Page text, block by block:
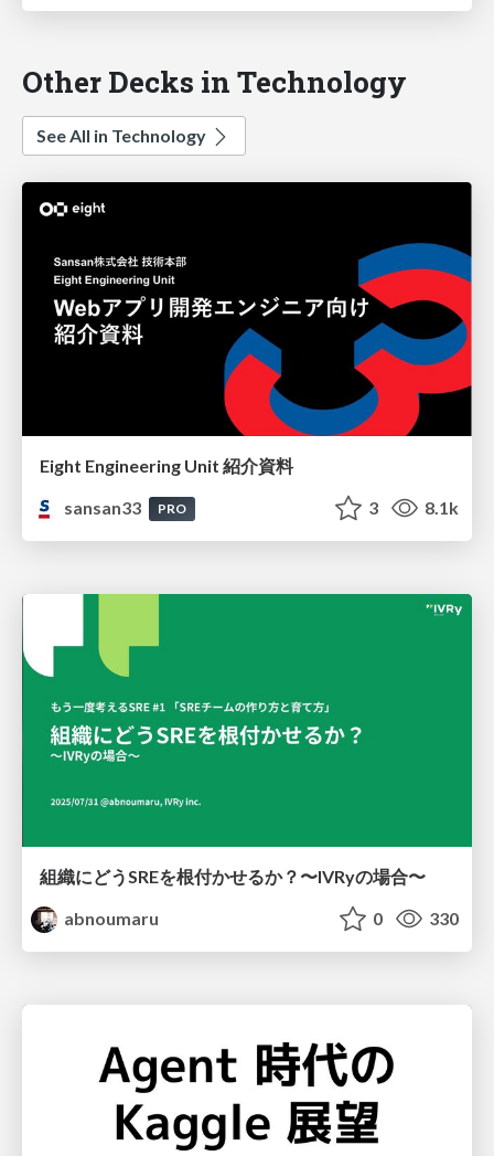
Other Decks in Technology
See All in Technology
Eight Engineering Unit 紹介資料
sansan33
PRO 3 8.1k
組織にどうSREを根付かせるか？〜IVRyの場合〜
abnoumaru
0 330